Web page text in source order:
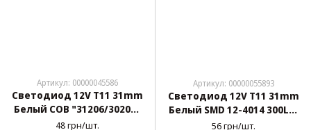
Артикул: 00000045586
Светодиод 12V T11 31mm
Белый COB "31206/30206"
+160Lm (№134)
48 грн/шт.
Артикул: 00000055893
Светодиод 12V T11 31mm
Белый SMD 12-4014 300Lm
№118
56 грн/шт.